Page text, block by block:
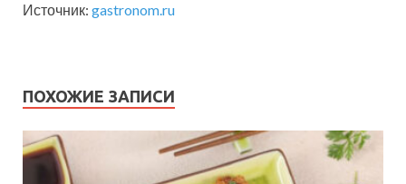
Источник: gastronom.ru
ПОХОЖИЕ ЗАПИСИ